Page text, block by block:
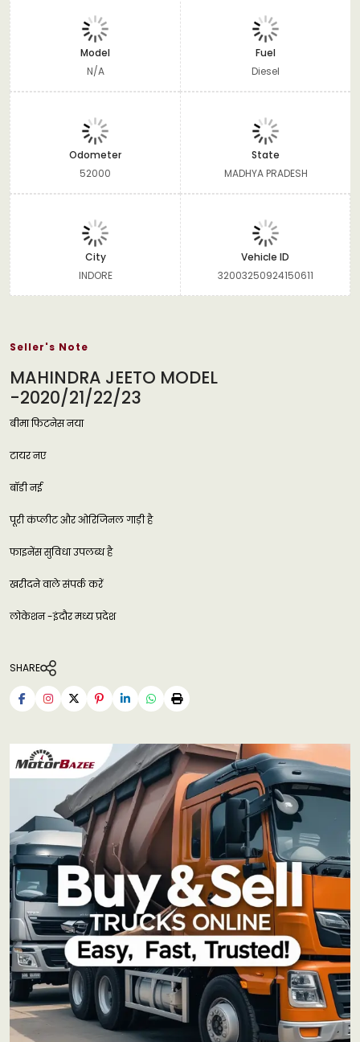
Model
N/A
Fuel
Diesel
Odometer
52000
State
MADHYA PRADESH
City
INDORE
Vehicle ID
32003250924150611
Seller's Note
MAHINDRA JEETO MODEL
-2020/21/22/23
बीमा फिटनेस नया
टायर नए
बॉडी नई
पूरी कंप्लीट और ओरिजिनल गाड़ी है
फाइनेंस सुविधा उपलब्ध है
खरीदने वाले संपर्क करें
लोकेशन -इंदौर मध्य प्रदेश
SHARE